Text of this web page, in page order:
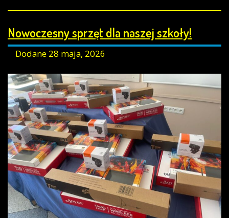
Nowoczesny sprzęt dla naszej szkoły!
Dodane 28 maja, 2026